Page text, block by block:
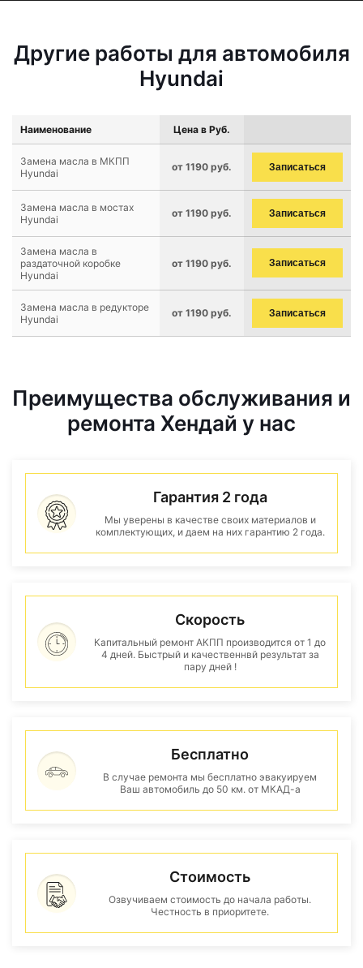
Другие работы для автомобиля
Hyundai
Наименование Цена в Руб.
Замена масла в МКПП
Hyundai
от 1190 руб. Записаться
Замена масла в мостах
Hyundai
от 1190 руб. Записаться
Замена масла в
раздаточной коробке
Hyundai
от 1190 руб. Записаться
Замена масла в редукторе
Hyundai
от 1190 руб. Записаться
Преимущества обслуживания и
ремонта Хендай у нас
Гарантия 2 года
Мы уверены в качестве своих материалов и
комплектующих, и даем на них гарантию 2 года.
Скорость
Капитальный ремонт АКПП производится от 1 до
4 дней. Быстрый и качественнвй результат за
пару дней !
Бесплатно
В случае ремонта мы бесплатно эвакуируем
Ваш автомобиль до 50 км. от МКАД-а
Стоимость
Озвучиваем стоимость до начала работы.
Честность в приоритете.